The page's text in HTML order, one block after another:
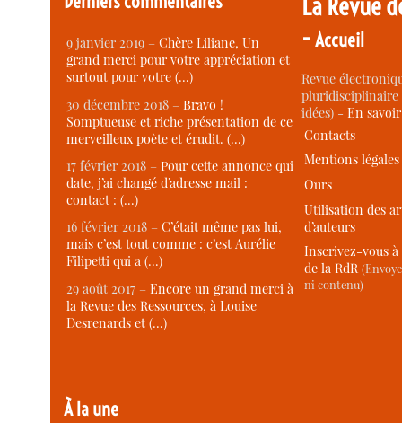
9 janvier 2019 –Chère Liliane, Un
grand merci pour votre appréciation et
surtout pour votre (…)
30 décembre 2018 –Bravo !
Somptueuse et riche présentation de ce
merveilleux poète et érudit. (…)
17 février 2018 –Pour cette annonce qui
date, j’ai changé d’adresse mail :
contact : (…)
16 février 2018 –C’était même pas lui,
mais c’est tout comme : c’est Aurélie
Filipetti qui a (…)
29 août 2017 –Encore un grand merci à
la Revue des Ressources, à Louise
Desrenards et (…)
À la une
-Accueil
Revue
idées) -En
Contacts
Mentions légales
Ours
Utilisation des
d’auteurs
Inscrivez-vous
de la RdR
ni contenu)